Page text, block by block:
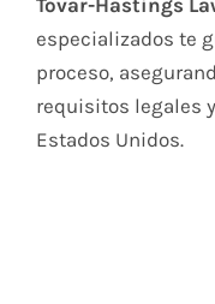
especializados te
proceso,
requisitos legales
Estados Unidos.